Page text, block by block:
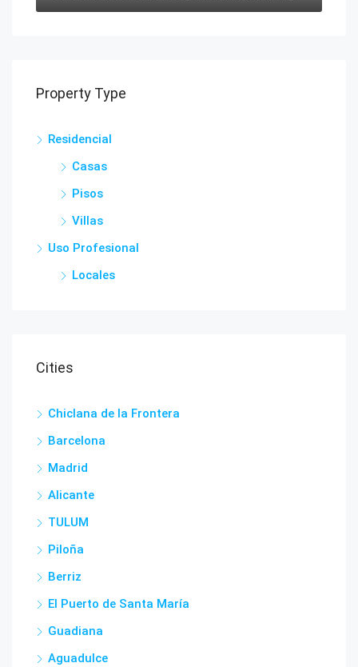
Property Type
Residencial
Casas
Pisos
Villas
Uso Profesional
Locales
Cities
Chiclana de la Frontera
Barcelona
Madrid
Alicante
TULUM
Piloña
Berriz
El Puerto de Santa María
Guadiana
Aguadulce